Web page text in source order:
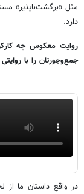
مثل«برگشتناپذیر»
دارد.
روایت معکوس چه
جمعوجورتان را با روایتی
در واقع داستان ما از